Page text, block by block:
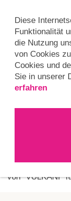
Navigation
VULKANI
Der kleine
Die
Formen.
Kindergarten-
Entdecken Sie
von "VULKANI"
Diese
Funktionalität
die Nutzung
von Cookies
Cookies und
Sie in unserer
erfahren